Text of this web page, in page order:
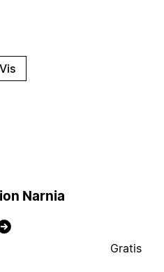
Vis
Narnia
Gratis